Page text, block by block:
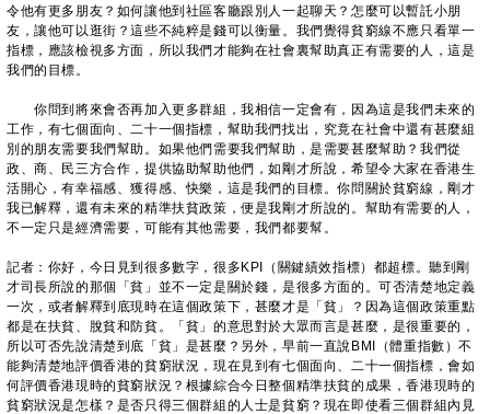
令他有更多朋友？如何讓他到社區客廳跟別人一起聊天？怎麼可以暫託小朋
友，讓他可以逛街？這些不純粹是錢可以衡量。我們覺得貧窮線不應只看單一
指標，應該檢視多方面，所以我們才能夠在社會裏幫助真正有需要的人，這是
我們的目標。
你問到將來會否再加入更多群組，我相信一定會有，因為這是我們未來的
工作，有七個面向、二十一個指標，幫助我們找出，究竟在社會中還有甚麼組
別的朋友需要我們幫助。如果他們需要我們幫助，是需要甚麼幫助？我們從
政、商、民三方合作，提供協助幫助他們，如剛才所說，希望令大家在香港生
活開心，有幸福感、獲得感、快樂，這是我們的目標。你問關於貧窮線，剛才
我已解釋，還有未來的精準扶貧政策，便是我剛才所說的。幫助有需要的人，
不一定只是經濟需要，可能有其他需要，我們都要幫。
記者：你好，今日見到很多數字，很多KPI（關鍵績效指標）都超標。聽到剛
才司長所說的那個「貧」並不一定是關於錢，是很多方面的。可否清楚地定義
一次，或者解釋到底現時在這個政策下，甚麼才是「貧」？因為這個政策重點
都是在扶貧、脫貧和防貧。「貧」的意思對於大眾而言是甚麼，是很重要的，
所以可否先說清楚到底「貧」是甚麼？另外，早前一直說BMI（體重指數）不
能夠清楚地評價香港的貧窮狀況，現在見到有七個面向、二十一個指標，會如
何評價香港現時的貧窮狀況？根據綜合今日整個精準扶貧的成果，香港現時的
貧窮狀況是怎樣？是否只得三個群組的人士是貧窮？現在即使看三個群組內見